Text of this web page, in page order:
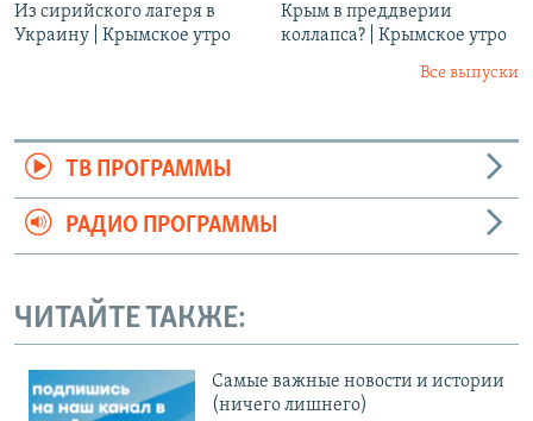
Из сирийского лагеря в
Украину | Крымское утро
Крым в преддверии
коллапса? | Крымское утро
Все выпуски
ТВ ПРОГРАММЫ
РАДИО ПРОГРАММЫ
ЧИТАЙТЕ ТАКЖЕ:
Cамые важные новости и истории
(ничего лишнего)